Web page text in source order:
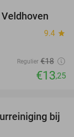
26%
9.4 star
Regulier €18
€13,25
40%
bij